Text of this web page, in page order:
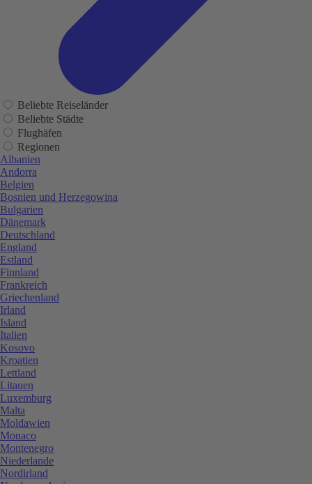
Beliebte Reiseländer
Beliebte Städte
Flughäfen
Regionen
Albanien
Andorra
Belgien
Bosnien und Herzegowina
Bulgarien
Dänemark
Deutschland
England
Estland
Finnland
Frankreich
Griechenland
Irland
Island
Italien
Kosovo
Kroatien
Lettland
Litauen
Luxemburg
Malta
Moldawien
Monaco
Montenegro
Niederlande
Nordirland